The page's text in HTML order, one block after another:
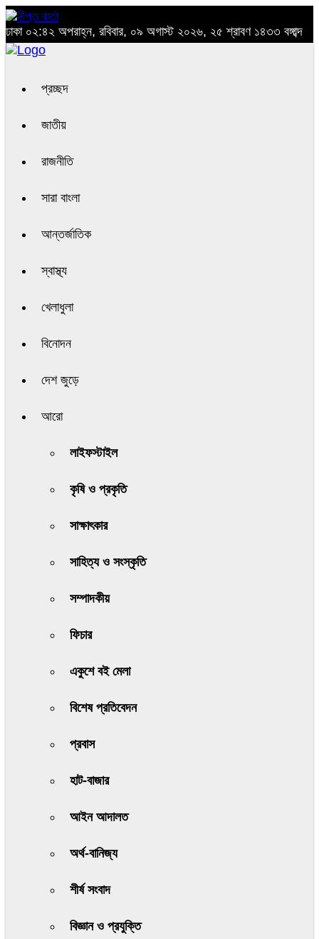
ঢাকা ০২:৪২ অপরাহ্ন, রবিবার, ০৯ অগাস্ট ২০২৬, ২৫ শ্রাবণ ১৪৩৩ বঙ্গাব্দ
প্রচ্ছদ
জাতীয়
রাজনীতি
সারা বাংলা
আন্তর্জাতিক
স্বাস্থ্য
খেলাধুলা
বিনোদন
দেশ জুড়ে
আরো
লাইফস্টাইল
কৃষি ও প্রকৃতি
সাক্ষাৎকার
সাহিত্য ও সংস্কৃতি
সম্পাদকীয়
ফিচার
একুশে বই মেলা
বিশেষ প্রতিবেদন
প্রবাস
হাট-বাজার
আইন আদালত
অর্থ-বানিজ্য
শীর্ষ সংবাদ
বিজ্ঞান ও প্রযুক্তি